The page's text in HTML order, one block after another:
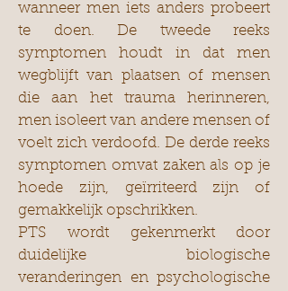
wanneer men iets anders probeert
te doen. De tweede reeks
symptomen houdt in dat men
wegblijft van plaatsen of mensen
die aan het trauma herinneren,
men isoleert van andere mensen of
voelt zich verdoofd. De derde reeks
symptomen omvat zaken als op je
hoede zijn, geïrriteerd zijn of
gemakkelijk opschrikken.
PTS wordt gekenmerkt door
duidelijke biologische
veranderingen en psychologische